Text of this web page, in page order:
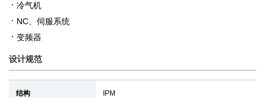
冷气机
NC、伺服系统
变频器
设计规范
结构 IPM